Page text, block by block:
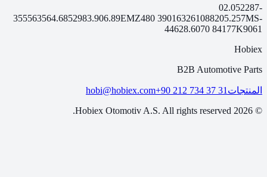
02.052287-
355563564.6852983.906.89EMZ480 390163261088205.257MS-
44628.6070 84177K9061
Hobiex
B2B Automotive Parts
المنتجات hobi@hobiex.com+90 212 734 37 31
©
2026